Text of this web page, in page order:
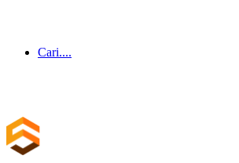
Cari....